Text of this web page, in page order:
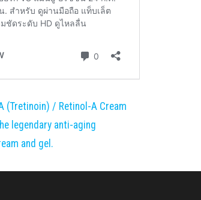
(Tretinoin) / Retinol-A Cream
legendary anti-aging
and gel.